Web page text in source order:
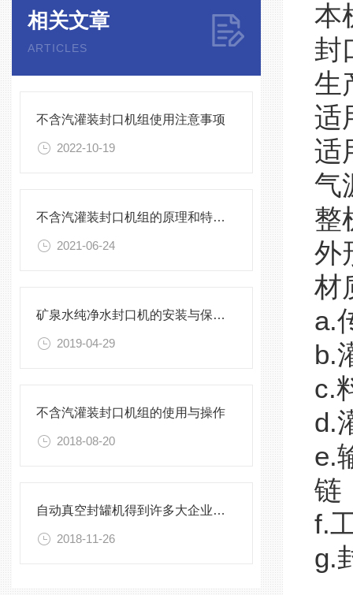
相关文章
ARTICLES
不含汽灌装封口机组使用注意事项
2022-10-19
不含汽灌装封口机组的原理和特点介绍
2021-06-24
矿泉水纯净水封口机的安装与保养，不能有一丝的马虎
2019-04-29
不含汽灌装封口机组的使用与操作
2018-08-20
自动真空封罐机得到许多大企业的青睐
2018-11-26
本
封
生
适
适
气
整
外
材
a.
b.
c.
d.
e.
链
f.
g.